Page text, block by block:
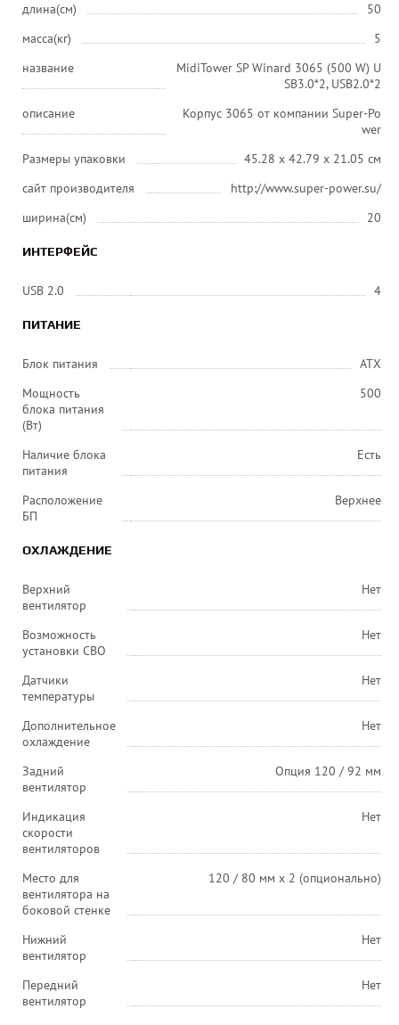
длина(см)
50
масса(кг)
5
название
MidiTower SP Winard 3065 (500 W) U
SB3.0*2, USB2.0*2
описание
Корпус 3065 от компании Super-Po
wer
Размеры упаковки
45.28 x 42.79 x 21.05 см
сайт производителя
http://www.super-power.su/
ширина(см)
20
ИНТЕРФЕЙС
USB 2.0 4
ПИТАНИЕ
Блок питания
АТХ
Мощность
блока питания
(Вт)
500
Наличие блока
питания
Есть
Расположение
БП
Верхнее
ОХЛАЖДЕНИЕ
Верхний
вентилятор
Нет
Возможность
установки СВО
Нет
Датчики
температуры
Нет
Дополнительное
охлаждение
Нет
Задний
вентилятор
Опция 120 / 92 мм
Индикация
скорости
вентиляторов
Нет
Место для
вентилятора на
боковой стенке
120 / 80 мм x 2 (опционально)
Нижний
вентилятор
Нет
Передний
вентилятор
Нет